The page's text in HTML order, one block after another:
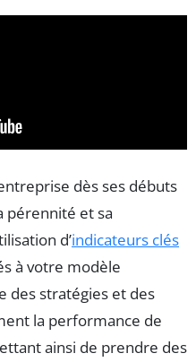
dès ses débuts
pérennité et sa
d’indicateurs clés
à votre modèle
des stratégies et des
la performance de
ainsi de prendre des